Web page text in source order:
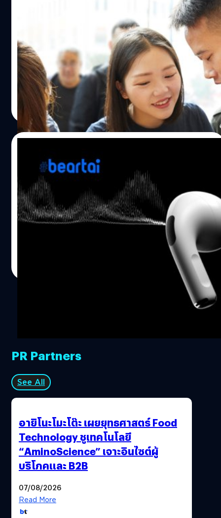
ลือ!! AirPods 3 เตรียมเปิดตัวภายในปีนี้ ส่วน
AirPods Pro 2 รอปีหน้า พร้อมการติดตาม
การออกกำลังกาย และเซนเซอร์จับความ
เคลื่อนไหว
มาร์ก เกอร์แมน (Mark Gurman) แห่งสำนักข่าวบลูมเบิร์ก
(Bloomberg) ได้รายงานว่าแอปเปิล (Apple) เตรียมตัวที่จะ
เปิดตัว AirPods รุ่นที่ 3 และวางแผนที่เตรียมจะปล่อย
AirPods Pro ในปีหน้า
ศุภกานต์ เหล่ารัตนกุล | 1898 days ago
Read More
AirPods Pro 2 อาจเปิดต้วต้นปีหน้า พร้อม
ปรับปรุงแบตเตอรี และระบบตัดเสียง
AirPods Pro หูฟัง True Wireless รุ่นเรือธงของ Apple เปิดตัว
ออกมาในปี 2019 มาพร้อมกับการปรับปรุงไดร์เวอร์เสียง แบต
เตอรี รวมไปถึงการเพิ่มระบบ Noice Cancelling หรือระบบตัด
เสียงเข้ามา เมื่อเทียบกับ AirPods รุ่นธรรมดาแล้ว ซึ่งล่าสุดเรา
มีอัปเดตเกี่ยวกับรุ่นต่อยอดของ AirPods Pro มาให้ติดตามกัน
AirPods Pro Generation 2 หรือรุ่นพัฒนาใหม่น่าจะเปิดตัวเร็ว
สุดในช่วงต้นปีหน้านี้ มาพร้อมกับการปรับปรุงอายุการใช้งาน
แบตเตอรีให้ใช้ได้นานมากยิ่งขึ้น อัปเกรดระบบตัดเสียง​ Noise
Cancelling ให้ดียิ่งขึ้นกว่าเดิม เพิ่มเซนเซอร์ Ambient light
และที่สำคัญจะวางจำหน่ายในราคาเท่าเดิม (249 เหรียญฯ)
พิสูจน์อักษร : สุชยา…
PR Partners
See All
อายิโนะโมะโต๊ะ เผยยุทธศาสตร์ Food
Technology ชูเทคโนโลยี
“AminoScience” เจาะอินไซต์ผู้
บริโภคและ B2B
07/08/2026
Read More